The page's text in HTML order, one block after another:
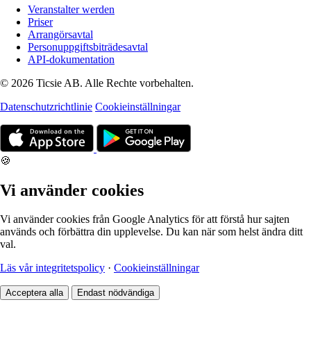
Veranstalter werden
Priser
Arrangörsavtal
Personuppgiftsbiträdesavtal
API-dokumentation
© 2026 Ticsie AB. Alle Rechte vorbehalten.
Datenschutzrichtlinie Cookieinställningar
🍪
Vi använder cookies
Vi använder cookies från Google Analytics för att förstå hur sajten
används och förbättra din upplevelse. Du kan när som helst ändra ditt
val.
Läs vår integritetspolicy · Cookieinställningar
Acceptera alla Endast nödvändiga